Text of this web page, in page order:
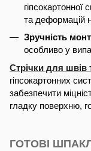
та деформацій
Зручність
особливо у
Стрічки для швів
гіпсокартонних
забезпечити
гладку поверхню,
ГОТОВІ